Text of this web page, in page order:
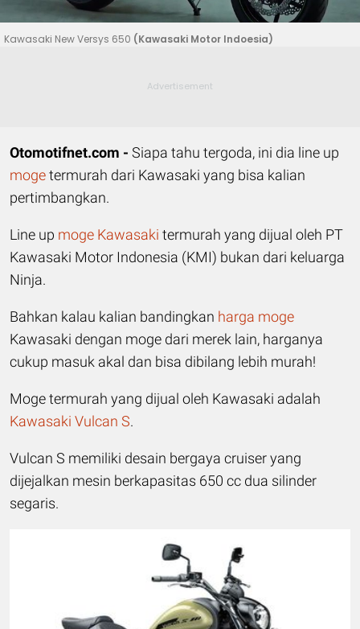
Kawasaki New Versys 650 (Kawasaki Motor Indoesia)
Otomotifnet.com - Siapa tahu tergoda, ini dia line up
mogetermurah dari Kawasaki yang bisa kalian
pertimbangkan.
Line up moge Kawasaki termurah yang dijual oleh PT
Kawasaki Motor Indonesia (KMI) bukan dari keluarga
Ninja.
Bahkan kalau kalian bandingkan harga moge
Kawasaki dengan moge dari merek lain, harganya
cukup masuk akal dan bisa dibilang lebih murah!
Moge termurah yang dijual oleh Kawasaki adalah
Kawasaki Vulcan S.
Vulcan S memiliki desain bergaya cruiser yang
dijejalkan mesin berkapasitas 650 cc dua silinder
segaris.